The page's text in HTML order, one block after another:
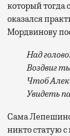
который тогда
оказался
Мордвинову
Над
Воздвиг
Чтоб
Увидеть
Сама
никто статую с